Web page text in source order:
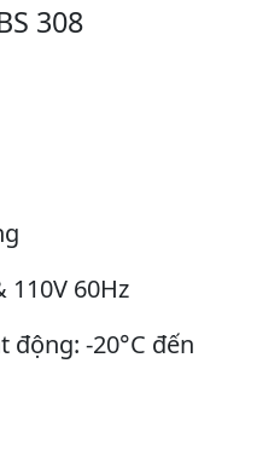
308
110V 60Hz
động: -20°C đến